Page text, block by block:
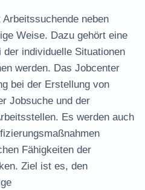
neben
Weise. Dazu gehört eine
individuelle Situationen
werden. Das Jobcenter
bei der Erstellung von
Jobsuche und der
Es werden auch
Fähigkeiten der
Ziel ist es, den